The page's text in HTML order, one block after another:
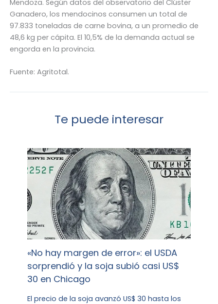
Mendoza. Según datos del observatorio del Clúster
Ganadero, los mendocinos consumen un total de
97.833 toneladas de carne bovina, a un promedio de
48,6 kg per cápita. El 10,5% de la demanda actual se
engorda en la provincia.
Fuente: Agritotal.
Te puede interesar
«No hay margen de error»: el USDA
sorprendió y la soja subió casi US$
30 en Chicago
El precio de la soja avanzó US$ 30 hasta los